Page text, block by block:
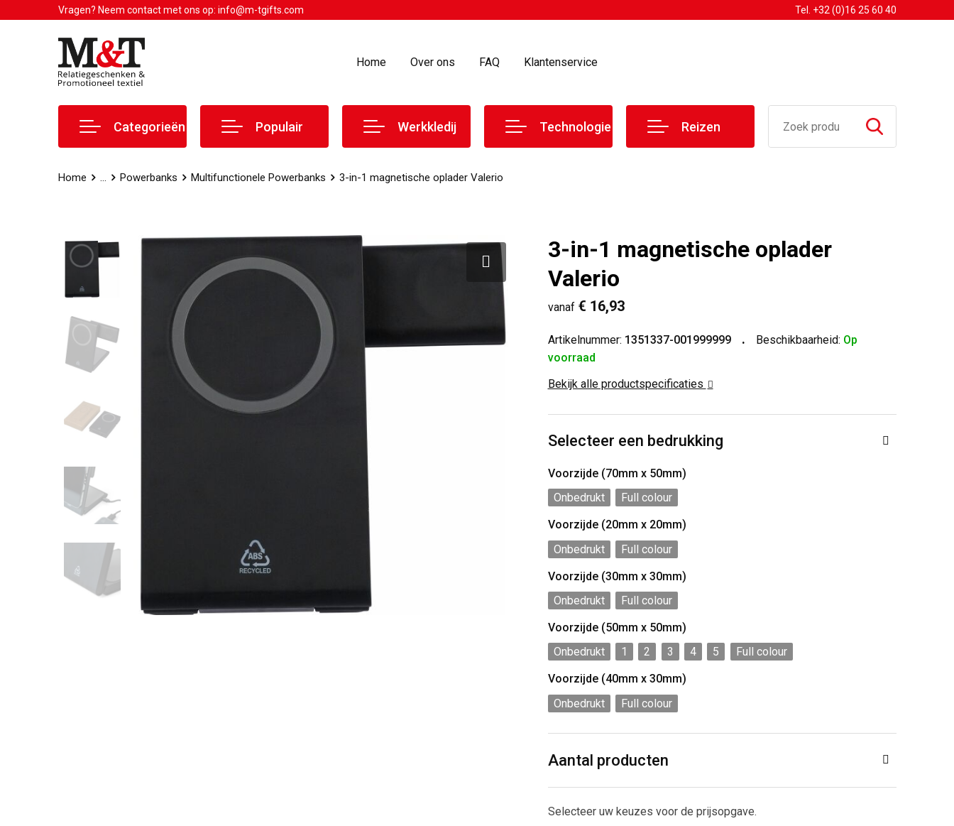
Vragen? Neem contact met ons op: info@m-tgifts.com Tel. +32 (0)16 25 60 40
Home Over ons FAQ Klantenservice
Categorieën Populair Werkkledij Technologie Reizen
Home ... Powerbanks Multifunctionele Powerbanks 3-in-1 magnetische oplader Valerio
3-in-1 magnetische oplader
Valerio
vanaf € 16,93
Artikelnummer: 1351337-001999999 Beschikbaarheid: Op
voorraad
Bekijk alle productspecificaties
Selecteer een bedrukking
Voorzijde (70mm x 50mm)
Onbedrukt
Full colour
Voorzijde (20mm x 20mm)
Onbedrukt
Full colour
Voorzijde (30mm x 30mm)
Onbedrukt
Full colour
Voorzijde (50mm x 50mm)
Onbedrukt
1 2 3 4 5
Full colour
Voorzijde (40mm x 30mm)
Onbedrukt
Full colour
Aantal producten
Selecteer uw keuzes voor de prijsopgave.